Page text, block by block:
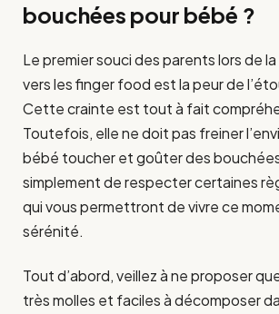
bouchées pour bébé ?
Le premier souci des parents lors de
vers les finger food est la peur de
Cette crainte est tout à fait
Toutefois, elle ne doit pas freiner
bébé toucher et goûter des
simplement de respecter certaines
qui vous permettront de vivre ce
sérénité.
Tout d’abord, veillez à ne proposer
très molles et faciles à décomposer